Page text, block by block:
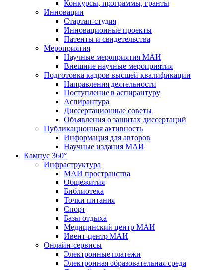
Конкурсы, программы, гранты
Инновации
Стартап-студия
Инновационные проекты
Патенты и свидетельства
Мероприятия
Научные мероприятия МАИ
Внешние научные мероприятия
Подготовка кадров высшей квалификации
Направления деятельности
Поступление в аспирантуру
Аспирантура
Диссертационные советы
Объявления о защитах диссертаций
Публикационная активность
Информация для авторов
Научные издания МАИ
Кампус 360°
Инфраструктура
МАИ пространства
Общежития
Библиотека
Точки питания
Спорт
Базы отдыха
Медицинский центр МАИ
Ивент-центр МАИ
Онлайн-сервисы
Электронные платежи
Электронная образовательная среда